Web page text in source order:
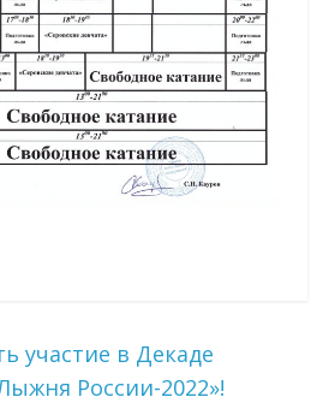
участие в Декаде
России-2022»!